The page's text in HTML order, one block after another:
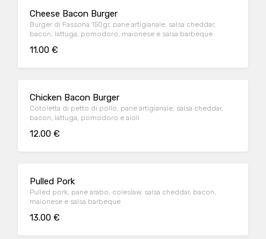
Cheese Bacon Burger
Burger di Fassona 150gr, pane artigianale, salsa cheddar,
bacon, lattuga, pomodoro, maionese e salsa barbeque
11.00 €
Chicken Bacon Burger
Cotoletta di petto di pollo, pane artigianale, salsa cheddar,
bacon, lattuga, pomodoro e aioli
12.00 €
Pulled Pork
Pulled pork, pane arabo, coleslaw, salsa cheddar, bacon,
maionese e salsa barbeque
13.00 €